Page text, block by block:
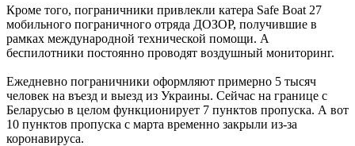
Кроме того, пограничники привлекли катера Safe Boat 27
мобильного пограничного отряда ДОЗОР, получившие в
рамках международной технической помощи. А
беспилотники постоянно проводят воздушный мониторинг.
Ежедневно пограничники оформляют примерно 5 тысяч
человек на въезд и выезд из Украины. Сейчас на границе с
Беларусью в целом функционирует 7 пунктов пропуска. А вот
10 пунктов пропуска с марта временно закрыли из-за
коронавируса.